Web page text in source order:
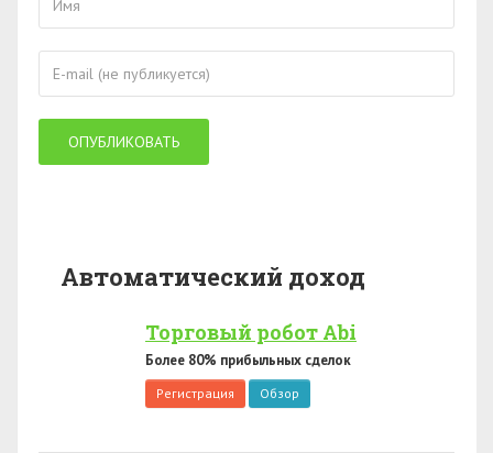
Автоматический доход
Торговый робот Abi
Более 80% прибыльных сделок
Регистрация Обзор